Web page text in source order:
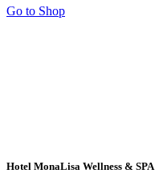
Go to Shop
Hotel MonaLisa Wellness & SPA